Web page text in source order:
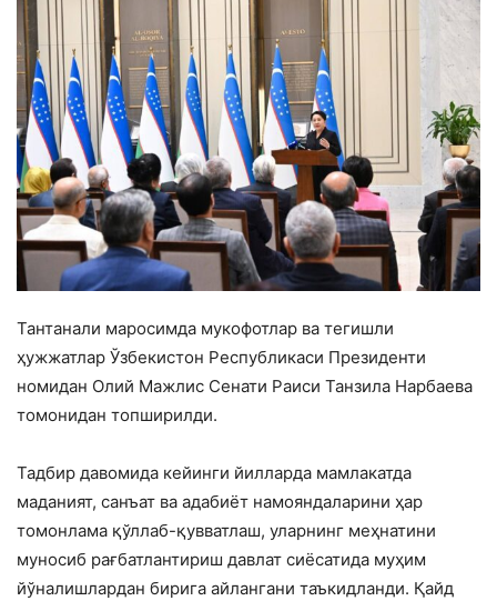
Тантанали маросимда мукофотлар ва тегишли
ҳужжатлар Ўзбекистон Республикаси Президенти
номидан Олий Мажлис Сенати Раиси Танзила Нарбаева
томонидан топширилди.
Тадбир давомида кейинги йилларда мамлакатда
маданият, санъат ва адабиёт намояндаларини ҳар
томонлама қўллаб-қувватлаш, уларнинг меҳнатини
муносиб рағбатлантириш давлат сиёсатида муҳим
йўналишлардан бирига айлангани таъкидланди. Қайд